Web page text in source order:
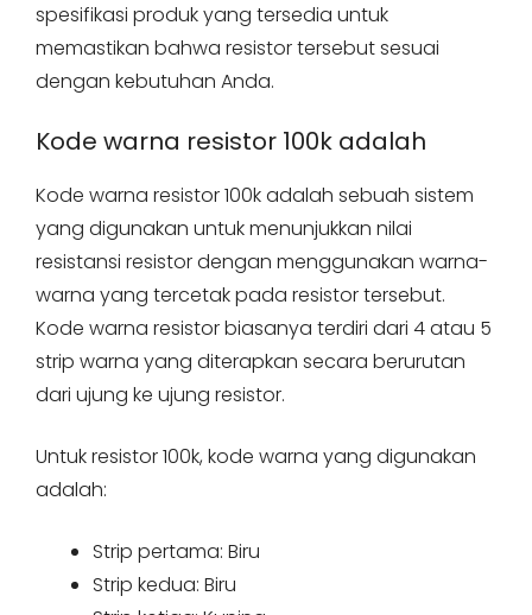
spesifikasi produk yang tersedia untuk
memastikan bahwa resistor tersebut sesuai
dengan kebutuhan Anda.
Kode warna resistor 100k adalah
Kode warna resistor 100k adalah sebuah sistem
yang digunakan untuk menunjukkan nilai
resistansi resistor dengan menggunakan warna-
warna yang tercetak pada resistor tersebut.
Kode warna resistor biasanya terdiri dari 4 atau 5
strip warna yang diterapkan secara berurutan
dari ujung ke ujung resistor.
Untuk resistor 100k, kode warna yang digunakan
adalah:
Strip pertama: Biru
Strip kedua: Biru